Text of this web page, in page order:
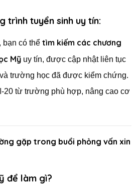
trình tuyển sinh uy tín:
, bạn có thể tìm kiếm các chương
Mỹ uy tín, được cập nhật liên tục
trường học đã được kiểm chứng.
20 từ trường phù hợp, nâng cao cơ
gặp trong buổi phỏng vấn xin
để làm gì?